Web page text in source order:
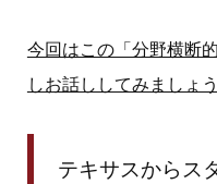
今回はこの「分野横断
しお話ししてみましょう
テキサスからス